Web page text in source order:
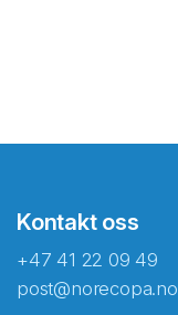
Kontakt oss
+47 41 22 09 49
post@norecopa.no